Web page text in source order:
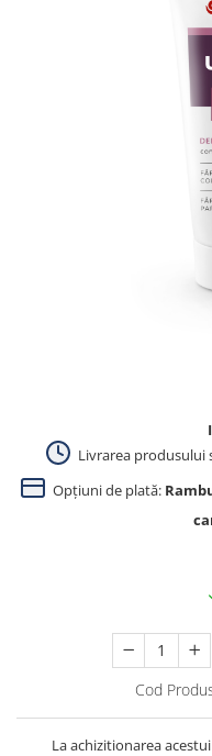
Produse pentru curatare
Produse pentru pete
Livrarea produsului
Opțiuni de plată:
Cod
La achizitionarea